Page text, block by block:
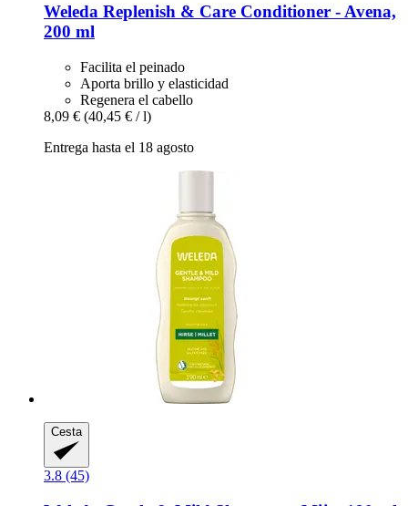
Weleda Replenish & Care Conditioner -​ Avena,
200 ml
Facilita el peinado
Aporta brillo y elasticidad
Regenera el cabello
8,09 € (40,45 € / l)
Entrega hasta el 18 agosto
Cesta
3.8 (45)